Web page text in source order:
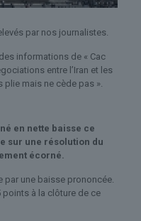
par nos journalistes.
informations de « Cac
entre l’Iran et les
plie mais ne cède pas ».
en nette baisse ce
sur une résolution du
écorné.
par une baisse prononcée.
points à la clôture de ce